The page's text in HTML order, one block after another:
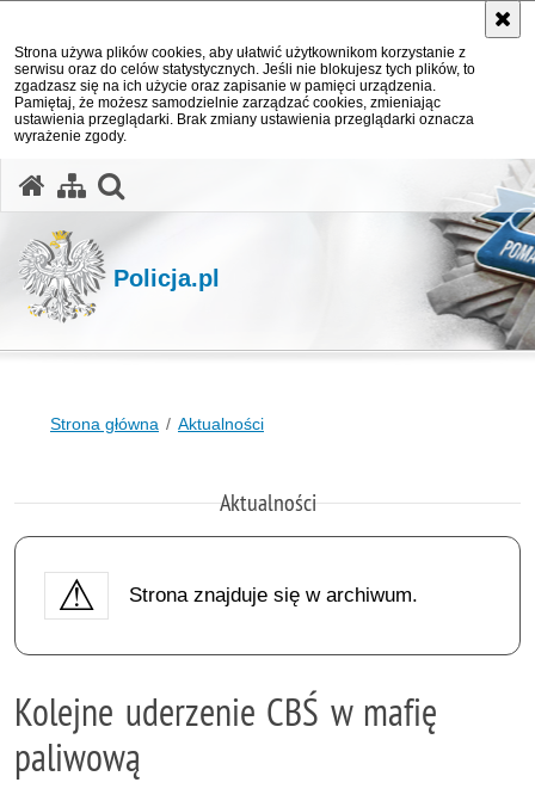
Strona używa plików cookies, aby ułatwić użytkownikom korzystanie z
serwisu oraz do celów statystycznych. Jeśli nie blokujesz tych plików, to
zgadzasz się na ich użycie oraz zapisanie w pamięci urządzenia.
Pamiętaj, że możesz samodzielnie zarządzać cookies, zmieniając
ustawienia przeglądarki. Brak zmiany ustawienia przeglądarki oznacza
wyrażenie zgody.
Policja.pl
Strona główna Aktualności
Aktualności
Strona znajduje się w archiwum.
Kolejne uderzenie CBŚ w mafię
paliwową